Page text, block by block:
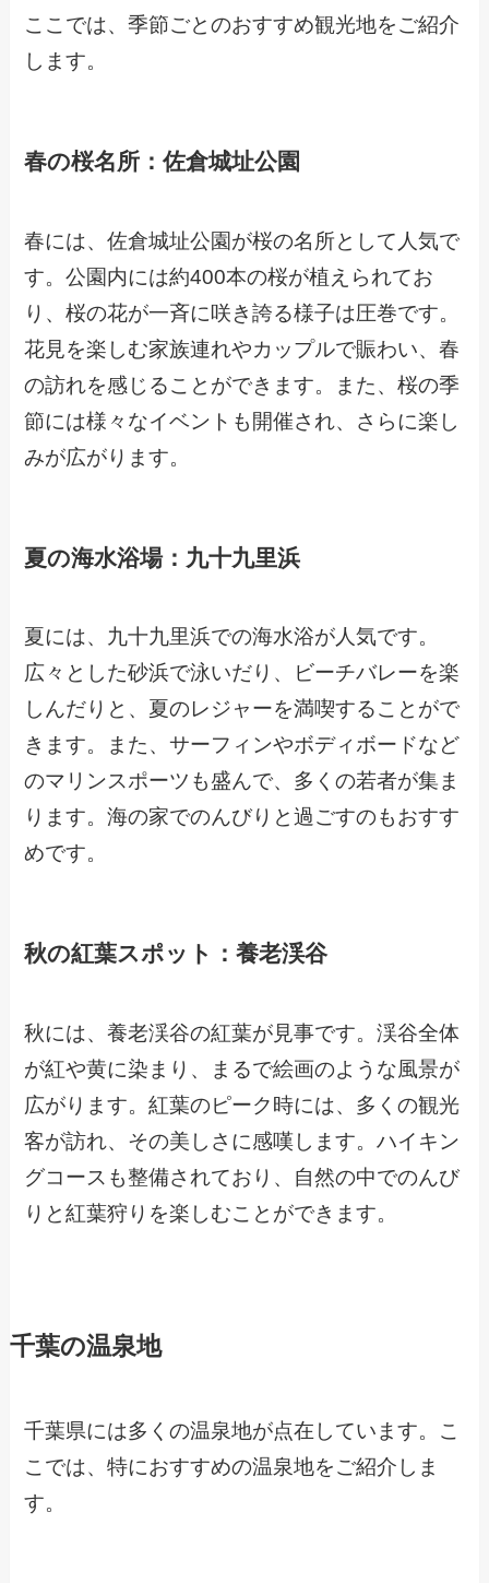
ここでは、季節ごとのおすすめ観光地をご紹介
します。
春の桜名所：佐倉城址公園
春には、佐倉城址公園が桜の名所として人気で
す。公園内には約400本の桜が植えられてお
り、桜の花が一斉に咲き誇る様子は圧巻です。
花見を楽しむ家族連れやカップルで賑わい、春
の訪れを感じることができます。また、桜の季
節には様々なイベントも開催され、さらに楽し
みが広がります。
夏の海水浴場：九十九里浜
夏には、九十九里浜での海水浴が人気です。
広々とした砂浜で泳いだり、ビーチバレーを楽
しんだりと、夏のレジャーを満喫することがで
きます。また、サーフィンやボディボードなど
のマリンスポーツも盛んで、多くの若者が集ま
ります。海の家でのんびりと過ごすのもおすす
めです。
秋の紅葉スポット：養老渓谷
秋には、養老渓谷の紅葉が見事です。渓谷全体
が紅や黄に染まり、まるで絵画のような風景が
広がります。紅葉のピーク時には、多くの観光
客が訪れ、その美しさに感嘆します。ハイキン
グコースも整備されており、自然の中でのんび
りと紅葉狩りを楽しむことができます。
千葉の温泉地
千葉県には多くの温泉地が点在しています。こ
こでは、特におすすめの温泉地をご紹介しま
す。